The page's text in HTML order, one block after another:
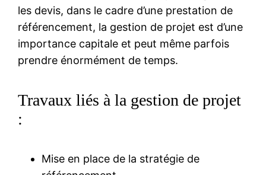
les devis, dans le cadre d’une prestation de
référencement, la gestion de projet est d’une
importance capitale et peut même parfois
prendre énormément de temps.
Travaux liés à la gestion de projet
:
Mise en place de la stratégie de